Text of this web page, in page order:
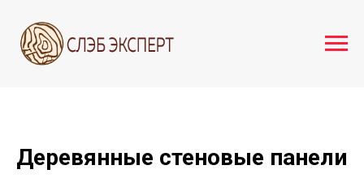
Деревянные стеновые панели